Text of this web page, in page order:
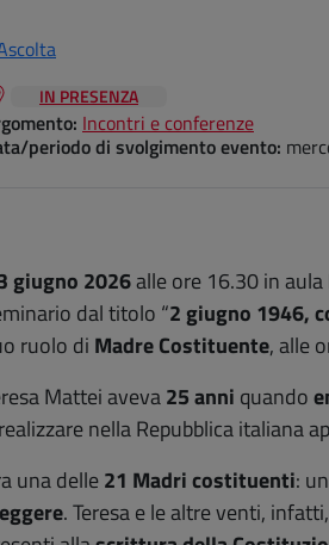
IN PRESENZA
Incontri e conferenze
periodo di svolgimento evento:
giugno 2026alle ore 16.30 in aula
dal titolo “2 giugno 1946,
ruolo di Madre Costituente, alle
Mattei aveva25 anni quando
nella Repubblica italiana
una delle21 Madri costituenti:
. Teresa e le altre venti,